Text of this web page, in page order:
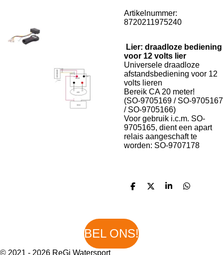
Artikelnummer:
8720211975240
Lier: draadloze bediening
voor 12 volts lier
Universele draadloze
afstandsbediening voor 12
volts lieren
Bereik CA 20 meter!
(SO-9705169 / SO-9705167
/ SO-9705166)
Voor gebruik i.c.m. SO-
9705165, dient een apart
relais aangeschaft te
worden: SO-9707178
D
n
D
S
D
BEL ONS!
© 2021 - 2026 ReGi Watersport